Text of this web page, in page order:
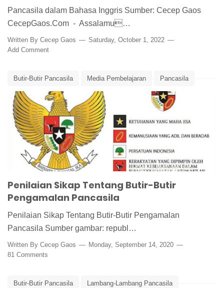
Pancasila dalam Bahasa Inggris Sumber: Cecep Gaos
CecepGaos.Com - Assalamu…
Written By Cecep Gaos
Saturday, October 1, 2022
Add Comment
Butir-Butir Pancasila Media Pembelajaran Pancasila
Penilaian Diri Penilaian Sikap
Penilaian Sikap Tentang Butir-Butir
Pengamalan Pancasila
Penilaian Sikap Tentang Butir-Butir Pengamalan
Pancasila Sumber gambar: republ…
Written By Cecep Gaos
Monday, September 14, 2020
81 Comments
Butir-Butir Pancasila Lambang-Lambang Pancasila